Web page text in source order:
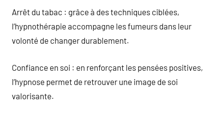
Arrêt du tabac : grâce à des techniques ciblées,
l’hypnothérapie accompagne les fumeurs dans leur
volonté de changer durablement.
Confiance en soi : en renforçant les pensées positives,
l’hypnose permet de retrouver une image de soi
valorisante.